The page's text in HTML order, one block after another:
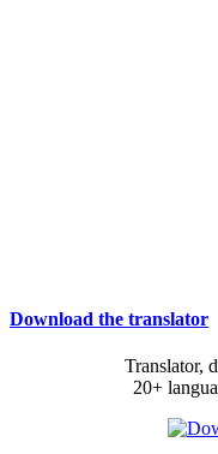
Download the translator
Translator,
20+